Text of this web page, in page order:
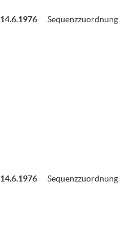
14.6.1976 Sequenzzuordnung
14.6.1976 Sequenzzuordnung